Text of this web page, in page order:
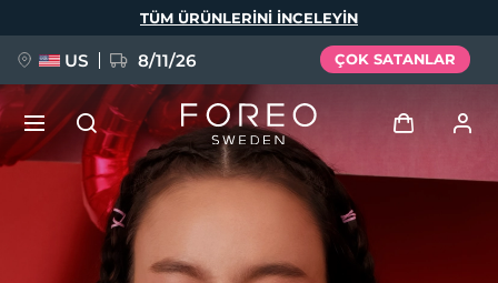
TÜM ÜRÜNLERINI INCELEYIN
US 8/11/26 ÇOK SATANLAR
Kullanici profi̇li̇
BREAKING NEWS
Dil Seçimi